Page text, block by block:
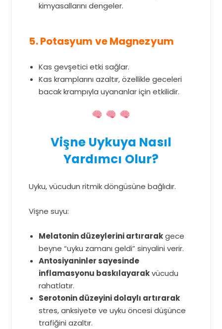
kimyasallarını dengeler.
5. Potasyum ve Magnezyum
Kas gevşetici etki sağlar.
Kas kramplarını azaltır, özellikle geceleri
bacak krampıyla uyananlar için etkilidir.
Vişne Uykuya Nasıl
Yardımcı Olur?
Uyku, vücudun ritmik döngüsüne bağlıdır.
Vişne suyu:
Melatonin düzeylerini artırarakgece
beyne “uyku zamanı geldi” sinyalini verir.
Antosiyaninler sayesinde
inflamasyonu baskılayarakvücudu
rahatlatır.
Serotonin düzeyini dolaylı artırarak
stres, anksiyete ve uyku öncesi düşünce
trafiğini azaltır.